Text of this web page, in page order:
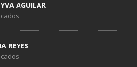
AGUILAR
REYES